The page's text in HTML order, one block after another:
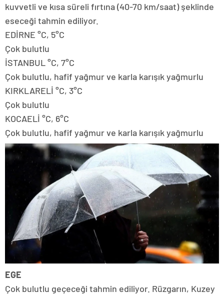
kuvvetli ve kısa süreli fırtına (40-70 km/saat) şeklinde
eseceği tahmin ediliyor.
EDİRNE °C, 5°C
Çok bulutlu
İSTANBUL °C, 7°C
Çok bulutlu, hafif yağmur ve karla karışık yağmurlu
KIRKLARELİ °C, 3°C
Çok bulutlu
KOCAELİ °C, 6°C
Çok bulutlu, hafif yağmur ve karla karışık yağmurlu
EGE
Çok bulutlu geçeceği tahmin ediliyor. Rüzgarın, Kuzey